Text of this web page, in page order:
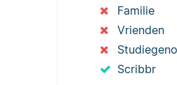
Familie
Vrienden
Scribbr